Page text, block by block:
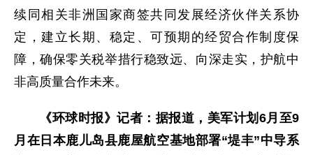
续同相关非洲国家商签共同发展经济伙伴关系协
定，建立长期、稳定、可预期的经贸合作制度保
障，确保零关税举措行稳致远、向深走实，护航中
非高质量合作未来。
《环球时报》记者：据报道，美军计划6月至9
月在日本鹿儿岛县鹿屋航空基地部署“堤丰”中导系